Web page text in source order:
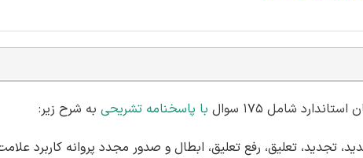
شامل 175 سوال با پاسخنامه تشریحی به شرح زیر:
تجدید، تعلیق، رفع تعلیق، ابطال و صدور مجدد پروانه کاربرد